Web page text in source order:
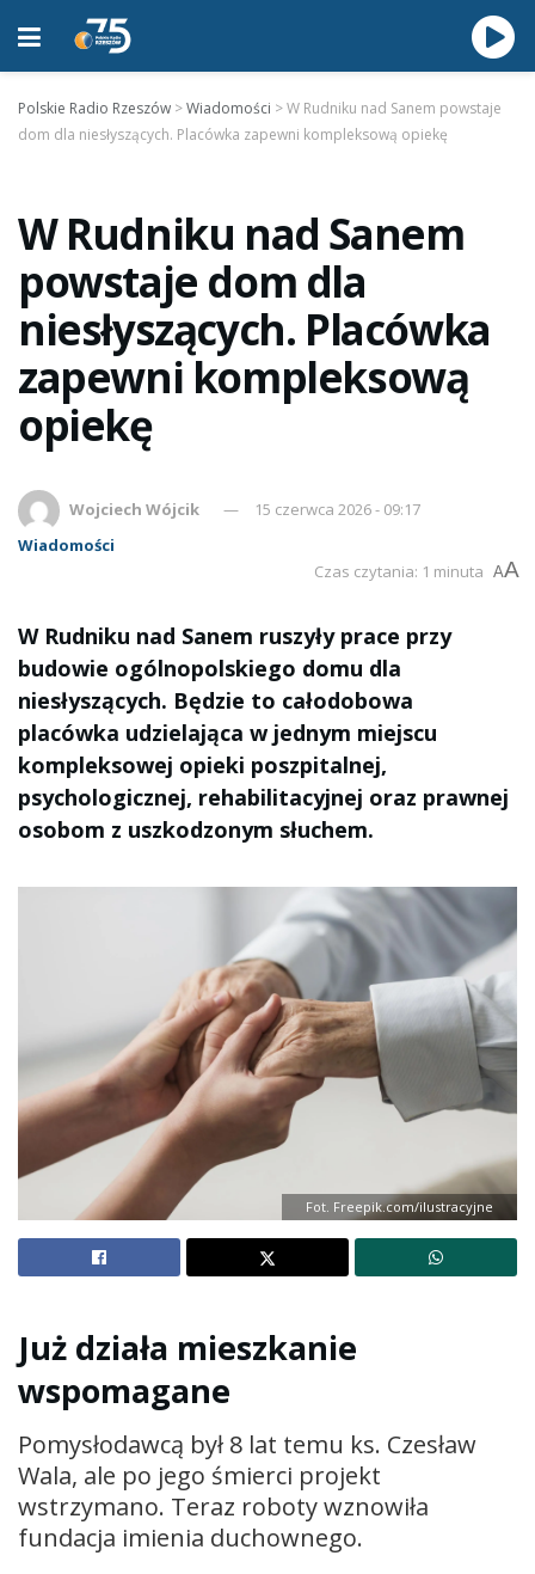
Polskie Radio Rzeszów >Wiadomości >W Rudniku nad Sanem powstaje
dom dla niesłyszących. Placówka zapewni kompleksową opiekę
W Rudniku nad Sanem
powstaje dom dla
niesłyszących. Placówka
zapewni kompleksową
opiekę
Wojciech Wójcik
15 czerwca 2026 - 09:17
Wiadomości
Czas czytania: 1 minuta AA
W Rudniku nad Sanem ruszyły prace przy
budowie ogólnopolskiego domu dla
niesłyszących. Będzie to całodobowa
placówka udzielająca w jednym miejscu
kompleksowej opieki poszpitalnej,
psychologicznej, rehabilitacyjnej oraz prawnej
osobom z uszkodzonym słuchem.
Fot. Freepik.com/ilustracyjne
Już działa mieszkanie
wspomagane
Pomysłodawcą był 8 lat temu ks. Czesław
Wala, ale po jego śmierci projekt
wstrzymano. Teraz roboty wznowiła
fundacja imienia duchownego.